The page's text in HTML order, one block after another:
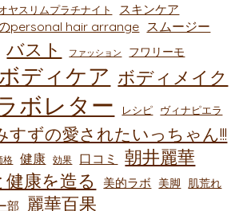
ヤスリムプラチナイト スキンケア
personal hair arrange スムージー
バスト ファッション フワリーモ
ボディケア ボディメイク
ボレター レシピ ヴィナピエラ
すずの愛されたいっちゃん!!!
格 健康 効果 口コミ 朝井麗華
康を造る 美的ラボ 美脚 肌荒れ
部 麗華百果